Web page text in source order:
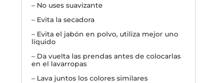
– No uses suavizante
– Evita la secadora
– Evita el jabón en polvo, utiliza mejor uno
líquido
– Da vuelta las prendas antes de colocarlas
en el lavarropas
– Lava juntos los colores similares